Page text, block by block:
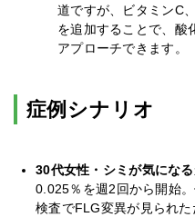
道ですが、ビタミンC
を追加することで、酸
アプローチできます。
症例シナリオ
30代女性・シミが気にな
0.025％を週2回から開始
検査でFLG変異が見られた